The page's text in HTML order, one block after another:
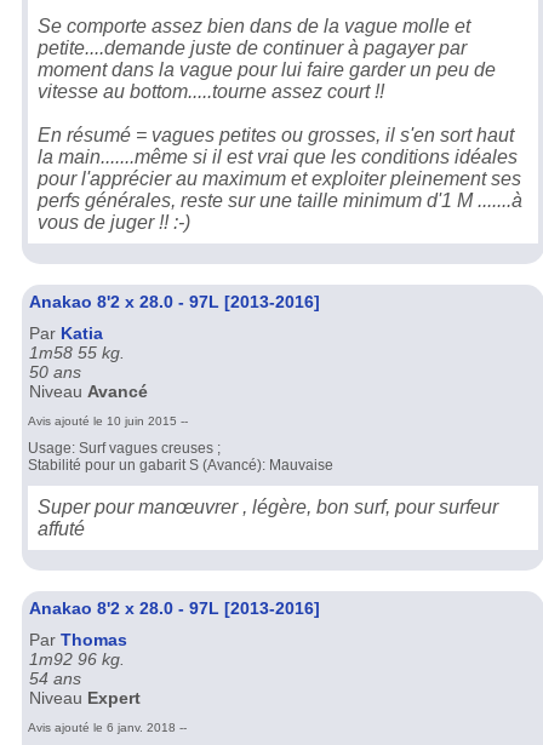
Se comporte assez bien dans de la vague molle et
petite....demande juste de continuer à pagayer par
moment dans la vague pour lui faire garder un peu de
vitesse au bottom.....tourne assez court !!
En résumé = vagues petites ou grosses, il s'en sort haut
la main.......même si il est vrai que les conditions idéales
pour l'apprécier au maximum et exploiter pleinement ses
perfs générales, reste sur une taille minimum d'1 M .......à
vous de juger !! :-)
Anakao 8'2 x 28.0 - 97L [2013-2016]
Par Katia
1m58 55 kg.
50 ans
Niveau Avancé
Avis ajouté le 10 juin 2015 --
Usage: Surf vagues creuses ;
Stabilité pour un gabarit S (Avancé): Mauvaise
Super pour manœuvrer , légère, bon surf, pour surfeur
affuté
Anakao 8'2 x 28.0 - 97L [2013-2016]
Par Thomas
1m92 96 kg.
54 ans
Niveau Expert
Avis ajouté le 6 janv. 2018 --